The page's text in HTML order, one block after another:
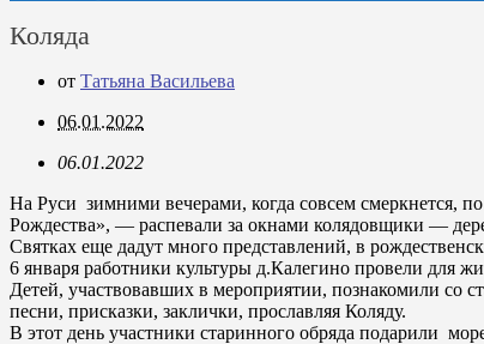
Коляда
от Татьяна Васильева
06.01.2022
06.01.2022
На Руси зимними вечерами, когда совсем смеркнется,
Рождества», — распевали за окнами колядовщики —
Святках еще дадут много представлений, в
6 января работники культуры д.Калегино провели для
Детей, участвовавших в мероприятии, познакомили
песни, присказки, заклички, прославляя Коляду.
В этот день участники старинного обряда подарили